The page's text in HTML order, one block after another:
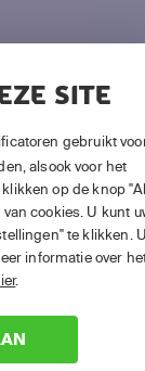
SITE
gebruikt
alsook voor het
op de knop
cookies. U kunt
te klikken.
informatie over
.